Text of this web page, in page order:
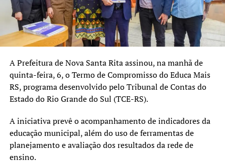
A Prefeitura de Nova Santa Rita assinou, na manhã de
quinta-feira, 6, o Termo de Compromisso do Educa Mais
RS, programa desenvolvido pelo Tribunal de Contas do
Estado do Rio Grande do Sul (TCE-RS).
A iniciativa prevê o acompanhamento de indicadores da
educação municipal, além do uso de ferramentas de
planejamento e avaliação dos resultados da rede de
ensino.